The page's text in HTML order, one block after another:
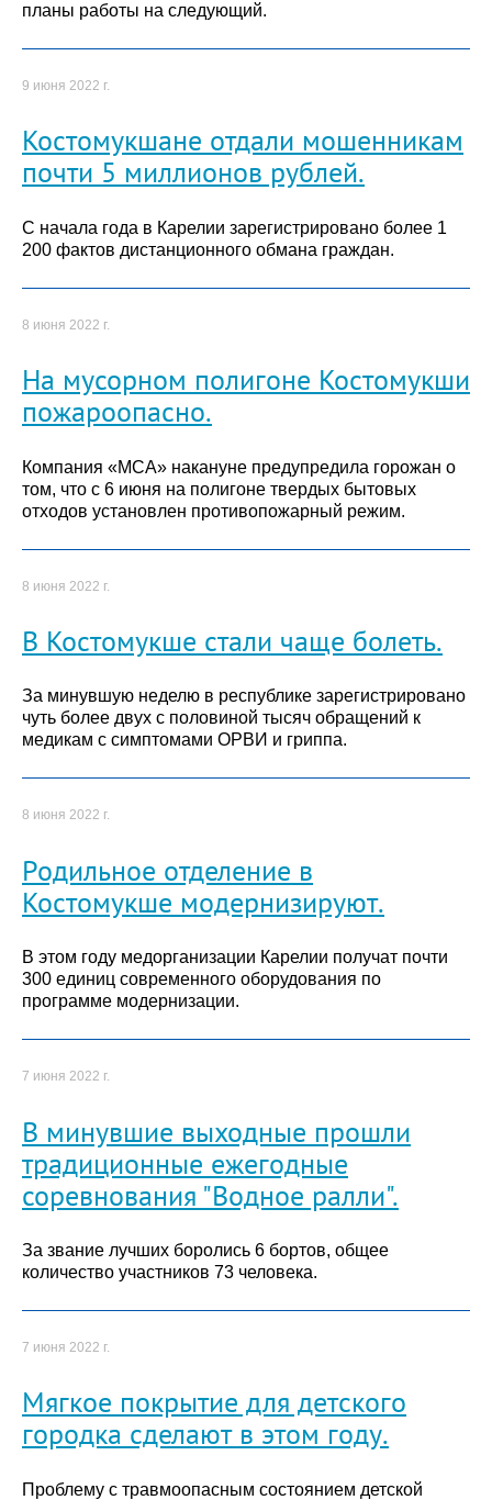
планы работы на следующий.
9 июня 2022 г.
Костомукшане отдали мошенникам
почти 5 миллионов рублей.
С начала года в Карелии зарегистрировано более 1
200 фактов дистанционного обмана граждан.
8 июня 2022 г.
На мусорном полигоне Костомукши
пожароопасно.
Компания «МСА» накануне предупредила горожан о
том, что с 6 июня на полигоне твердых бытовых
отходов установлен противопожарный режим.
8 июня 2022 г.
В Костомукше стали чаще болеть.
За минувшую неделю в республике зарегистрировано
чуть более двух с половиной тысяч обращений к
медикам с симптомами ОРВИ и гриппа.
8 июня 2022 г.
Родильное отделение в
Костомукше модернизируют.
В этом году медорганизации Карелии получат почти
300 единиц современного оборудования по
программе модернизации.
7 июня 2022 г.
В минувшие выходные прошли
традиционные ежегодные
соревнования "Водное ралли".
За звание лучших боролись 6 бортов, общее
количество участников 73 человека.
7 июня 2022 г.
Мягкое покрытие для детского
городка сделают в этом году.
Проблему с травмоопасным состоянием детской